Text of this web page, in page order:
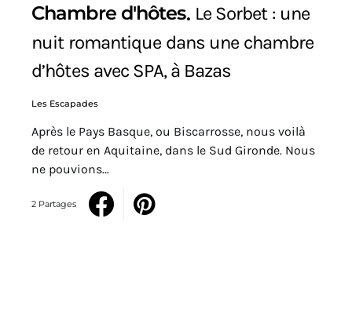
Chambre d'hôtes Le Sorbet : une
nuit romantique dans une chambre
d’hôtes avec SPA, à Bazas
Les Escapades
Après le Pays Basque, ou Biscarrosse, nous voilà
de retour en Aquitaine, dans le Sud Gironde. Nous
ne pouvions…
2 Partages